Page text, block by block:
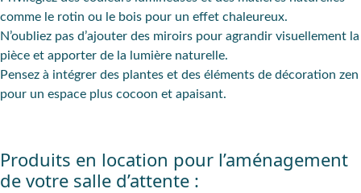
comme le rotin ou le bois pour un effet chaleureux.
N’oubliez pas d’ajouter des miroirs pour agrandir visuellement la
pièce et apporter de la lumière naturelle.
Pensez à intégrer des plantes et des éléments de décoration zen
pour un espace plus cocoon et apaisant.
Produits en location pour l’aménagement
de votre salle d’attente :